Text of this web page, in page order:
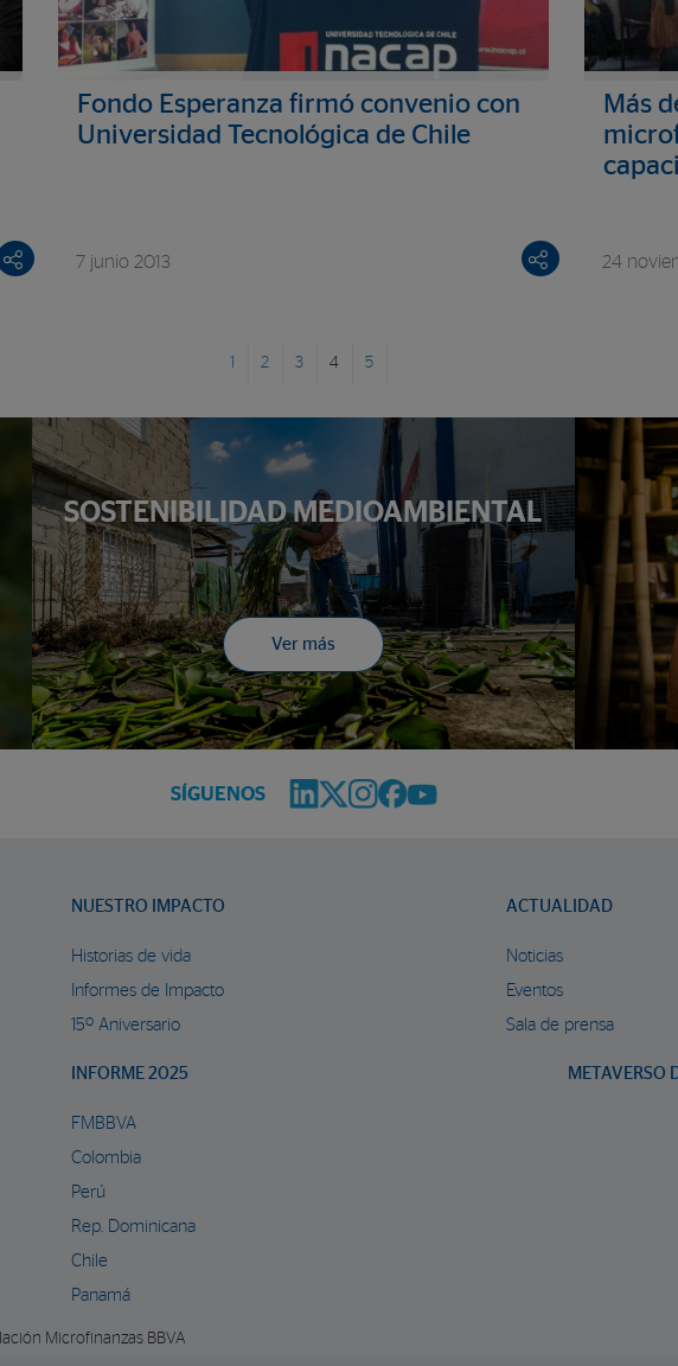
Fondo Esperanza firmó convenio con
Universidad Tecnológica de Chile
7 junio 2013
Más
24
1 2 3 4 5
SOSTENIBILIDAD MEDIOAMBIENTAL
Ver más
SÍGUENOS
NUESTRO IMPACTO
Historias de vida
Informes de Impacto
15º Aniversario
ACTUALIDAD
Noticias
Eventos
Sala de prensa
INFORME 2025
FMBBVA
Colombia
Perú
Rep. Dominicana
Chile
Panamá
METAVERSO
Microfinanzas BBVA